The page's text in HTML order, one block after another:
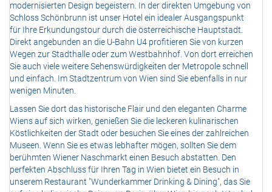
modernisierten Design begeistern. In der direkten Umgebung von
Schloss Schönbrunn ist unser Hotel ein idealer Ausgangspunkt
für Ihre Erkundungstour durch die österreichische Hauptstadt.
Direkt angebunden an die U-Bahn U4 profitieren Sie von kurzen
Wegen zur Stadthalle oder zum Westbahnhof. Von dort erreichen
Sie auch viele weitere Sehenswürdigkeiten der Metropole schnell
und einfach. Im Stadtzentrum von Wien sind Sie ebenfalls in nur
wenigen Minuten.
Lassen Sie dort das historische Flair und den eleganten Charme
Wiens auf sich wirken, genießen Sie die leckeren kulinarischen
Köstlichkeiten der Stadt oder besuchen Sie eines der zahlreichen
Museen. Wenn Sie es etwas lebhafter mögen, sollten Sie dem
berühmten Wiener Naschmarkt einen Besuch abstatten. Den
perfekten Abschluss für Ihren Tag in Wien bietet ein Besuch in
unserem Restaurant "Wunderkammer Drinking & Dining", das Sie